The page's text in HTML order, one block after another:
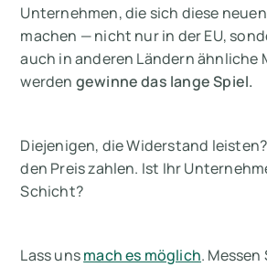
Unternehmen, die sich diese
machen — nicht nur in der EU,
auch in anderen Ländern ähnliche
werden gewinne das lange Spiel.
Diejenigen, die Widerstand
den Preis zahlen. Ist Ihr
Schicht?
Lass unsmach es möglich. Messen